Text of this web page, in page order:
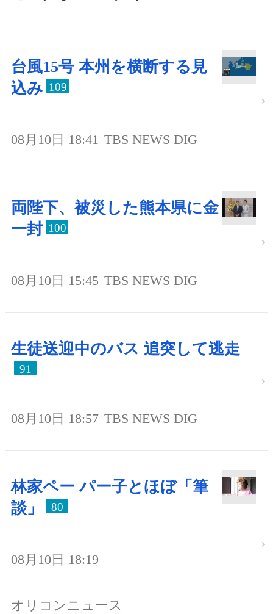
台風15号 本州を横断する見
込み 109
08月10日 18:41 TBS NEWS DIG
両陛下、被災した熊本県に金
一封 100
08月10日 15:45 TBS NEWS DIG
生徒送迎中のバス 追突して逃走
91
08月10日 18:57 TBS NEWS DIG
林家ペー パー子とほぼ「筆
談」
80
08月10日 18:19
オリコンニュース